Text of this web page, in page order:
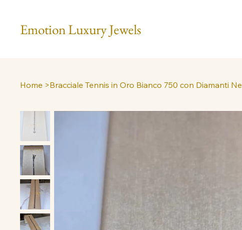
Emotion Luxury Jewels
Home >Bracciale Tennis in Oro Bianco 750 con Diamanti